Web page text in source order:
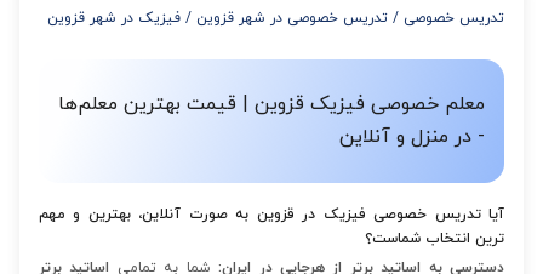
از 12 تا 15 جلسه: 7% تخفیف
تدریس خصوصی / تدریس خصوصی در شهر قزوین / فیزیک در شهر قزوین
معلم خصوصی فیزیک قزوین | قیمت بهترین معلم‌ها
- در منزل و آنلاین
آیا تدریس خصوصی فیزیک در قزوین به صورت آنلاین، بهترین و مهم
ترین انتخاب شماست؟
دسترسی به اساتید برتر از هرجایی در ایران: شما به تمامی اساتید برتر